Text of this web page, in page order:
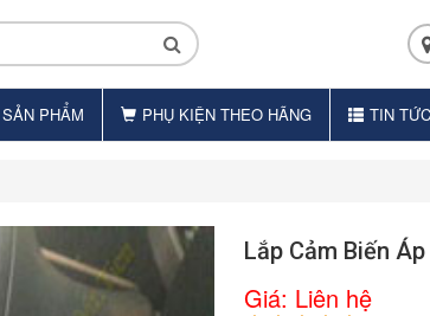
PHẨM PHỤ KIỆN THEO HÃNG TIN TỨC
Lắp Cảm Biến
Giá: Liên hệ